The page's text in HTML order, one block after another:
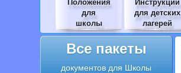
Положения
для
школы
Инструкции
для детских
лагерей
Все пакеты
документов для Школы